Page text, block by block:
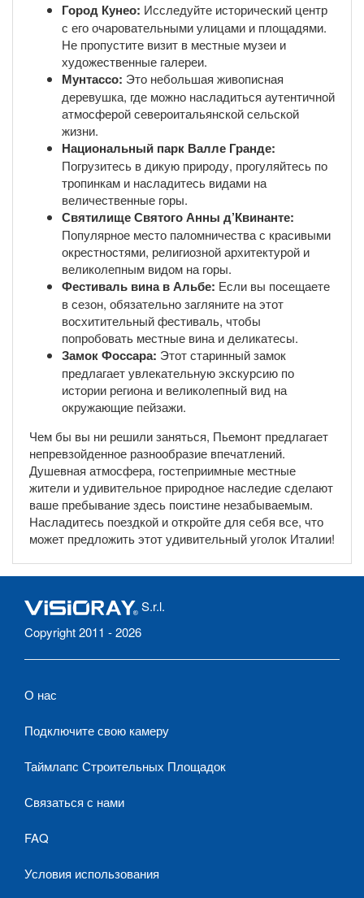
Город Кунео: Исследуйте исторический центр
с его очаровательными улицами и площадями.
Не пропустите визит в местные музеи и
художественные галереи.
Мунтассо: Это небольшая живописная
деревушка, где можно насладиться аутентичной
атмосферой североитальянской сельской
жизни.
Национальный парк Валле Гранде:
Погрузитесь в дикую природу, прогуляйтесь по
тропинкам и насладитесь видами на
величественные горы.
Святилище Святого Анны д’Квинанте:
Популярное место паломничества с красивыми
окрестностями, религиозной архитектурой и
великолепным видом на горы.
Фестиваль вина в Альбе: Если вы посещаете
в сезон, обязательно загляните на этот
восхитительный фестиваль, чтобы
попробовать местные вина и деликатесы.
Замок Фоссара: Этот старинный замок
предлагает увлекательную экскурсию по
истории региона и великолепный вид на
окружающие пейзажи.
Чем бы вы ни решили заняться, Пьемонт предлагает
непревзойденное разнообразие впечатлений.
Душевная атмосфера, гостеприимные местные
жители и удивительное природное наследие сделают
ваше пребывание здесь поистине незабываемым.
Насладитесь поездкой и откройте для себя все, что
может предложить этот удивительный уголок Италии!
S.r.l.
Copyright 2011 - 2026
О нас
Подключите свою камеру
Таймлапс Строительных Площадок
Связаться с нами
FAQ
Условия использования